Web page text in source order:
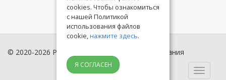
© 2020-2026 Российская академия естествознания
Toggle
cookies. Чтобы ознакомиться
с нашей Политикой
использования файлов
cookie,нажмите здесь.
Я СОГЛАСЕН